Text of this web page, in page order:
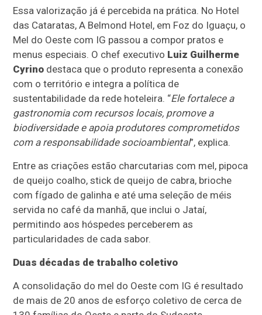
Essa valorização já é percebida na prática. No Hotel
das Cataratas, A Belmond Hotel, em Foz do Iguaçu, o
Mel do Oeste com IG passou a compor pratos e
menus especiais. O chef executivo Luiz Guilherme
Cyrino destaca que o produto representa a conexão
com o território e integra a política de
sustentabilidade da rede hoteleira. “Ele fortalece a
gastronomia com recursos locais, promove a
biodiversidade e apoia produtores comprometidos
com a responsabilidade socioambiental”, explica.
Entre as criações estão charcutarias com mel, pipoca
de queijo coalho, stick de queijo de cabra, brioche
com fígado de galinha e até uma seleção de méis
servida no café da manhã, que inclui o Jataí,
permitindo aos hóspedes perceberem as
particularidades de cada sabor.
Duas décadas de trabalho coletivo
A consolidação do mel do Oeste com IG é resultado
de mais de 20 anos de esforço coletivo de cerca de